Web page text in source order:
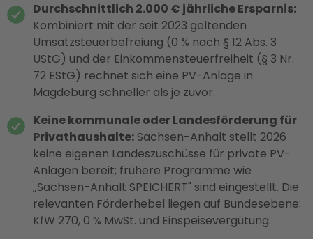
Durchschnittlich 2.000 € jährliche Ersparnis:
Kombiniert mit der seit 2023 geltenden
Umsatzsteuerbefreiung (0 % nach § 12 Abs. 3
UStG) und der Einkommensteuerfreiheit (§ 3 Nr.
72 EStG) rechnet sich eine PV-Anlage in
Magdeburg schneller als je zuvor.
Keine kommunale oder Landesförderung für
Privathaushalte: Sachsen-Anhalt stellt 2026
keine eigenen Landeszuschüsse für private PV-
Anlagen bereit; frühere Programme wie
„Sachsen-Anhalt SPEICHERT" sind eingestellt. Die
relevanten Förderhebel liegen auf Bundesebene:
KfW 270, 0 % MwSt. und Einspeisevergütung.